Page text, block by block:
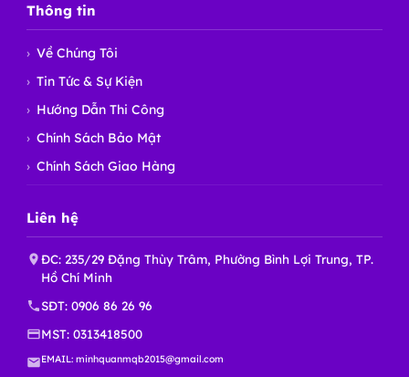
Thông tin
Về Chúng Tôi
Tin Tức & Sự Kiện
Hướng Dẫn Thi Công
Chính Sách Bảo Mật
Chính Sách Giao Hàng
Liên hệ
ĐC: 235/29 Đặng Thùy Trâm, Phường Bình Lợi Trung, TP.
Hồ Chí Minh
SĐT: 0906 86 26 96
MST: 0313418500
EMAIL: minhquanmqb2015@gmail.com